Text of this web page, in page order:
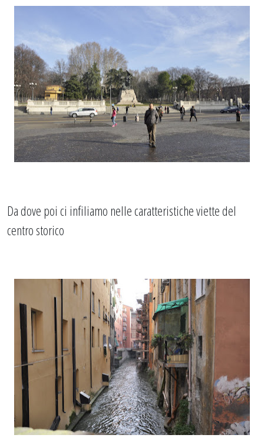
Da dove poi ci infiliamo nelle caratteristiche viette del
centro storico